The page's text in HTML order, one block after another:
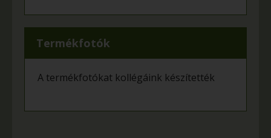
Termékfotók
A termékfotókat kollégáink készítették